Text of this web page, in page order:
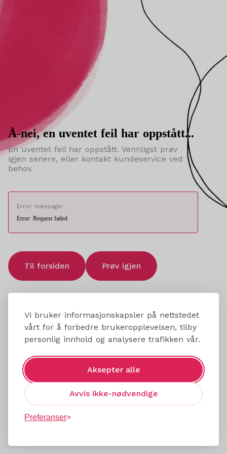
Vi bruker informasjonskapsler på nettstedet
vårt for å forbedre brukeropplevelsen, tilby
personlig innhold og analysere trafikken vår.
Aksepter alle
Avvis ikke-nødvendige
Preferanser
Å-nei, en uventet feil har oppstått...
En uventet feil har oppstått. Vennligst prøv
igjen senere, eller kontakt kundeservice ved
behov.
Error message:
Error: Request failed
Til forsiden Prøv igjen